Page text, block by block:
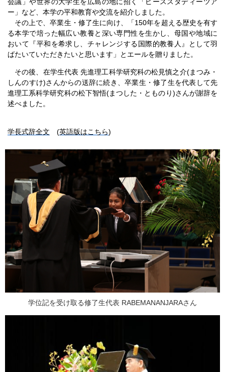
ー」など、本学の平和教育や交流を紹介しました。
その上で、卒業生・修了生に向け、「150年を超える歴史を有す
る本学で培った幅広い教養と深い専門性を生かし、母国や地域に
おいて『平和を希求し、チャレンジする国際的教養人』として羽
ばたいていただきたいと思います」とエールを贈りました。
その後、在学生代表 先進理工科学研究科の松見慎之介(まつみ・
しんのすけ)さんからの送辞に続き、卒業生・修了生を代表して先
進理工系科学研究科の松下智悟(まつした・とものり)さんが謝辞を
述べました。
学長式辞全文 (英語版はこちら)
学位記を受け取る修了生代表 RABEMANANJARAさん